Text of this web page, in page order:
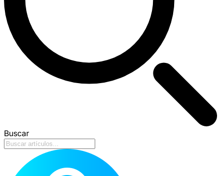
Buscar